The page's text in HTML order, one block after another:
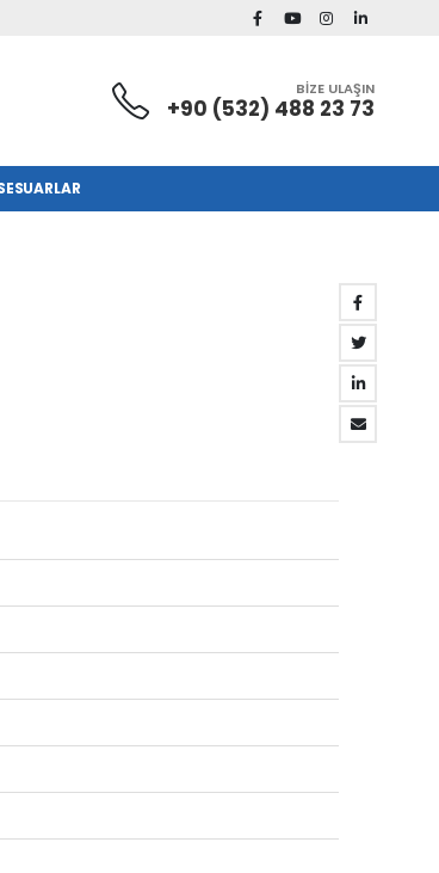
BİZE ULAŞIN
+90 (532) 488 23 73